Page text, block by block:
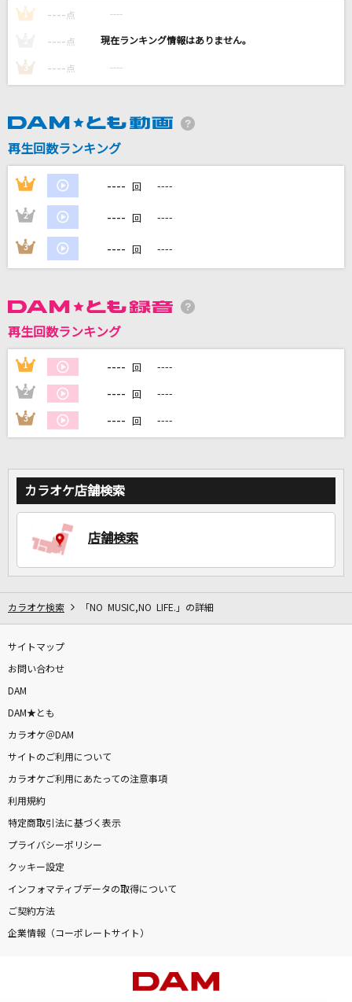
ビターバカンス
Mrs. GREEN APPLE
[生音]青と夏
今井美樹
カラオケ最新情報をチェック！
1 ---- 点 ----
---- 点 ----
3 ---- 点 ----
再生回数ランキング
1 ---- 回 ----
2 ---- 回 ----
3 ---- 回 ----
再生回数ランキング
1 ---- 回 ----
2 ---- 回 ----
3 ---- 回 ----
カラオケ店舗検索
店舗検索
カラオケ検索 「NO MUSIC,NO LIFE.」の詳細
サイトマップ
お問い合わせ
DAM
DAM★とも
カラオケ＠DAM
サイトのご利用について
カラオケご利用にあたっての注意事項
利用規約
特定商取引法に基づく表示
プライバシーポリシー
クッキー設定
インフォマティブデータの取得について
ご契約方法
企業情報（コーポレートサイト）